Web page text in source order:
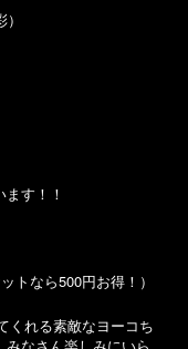
す！！
トなら500円お得！）
くれる素敵なヨーコち